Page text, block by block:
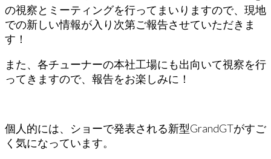
の視察とミーティングを行ってまいりますので、現地
での新しい情報が入り次第ご報告させていただきま
す！
また、各チューナーの本社工場にも出向いて視察を行
ってきますので、報告をお楽しみに！
個人的には、ショーで発表される新型GrandGTがすご
く気になっています。